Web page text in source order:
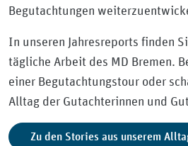
Begutachtungen
In unseren Jahresreports finden
tägliche Arbeit des MD Bremen.
einer Begutachtungstour oder
Alltag der Gutachterinnen und
Zu den Stories aus unserem